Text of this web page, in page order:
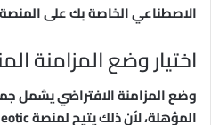
الاصطناعي الخاصة بك على
اختيار وضع المزامنة
وضع المزامنة الافتراضي يشمل